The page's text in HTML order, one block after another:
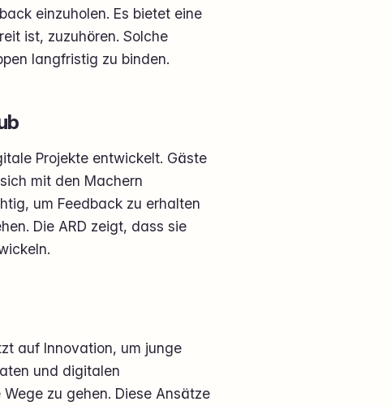
einzuholen. Es bietet eine
ist, zuzuhören. Solche
langfristig zu binden.
Projekte entwickelt. Gäste
mit den Machern
um Feedback zu erhalten
Die ARD zeigt, dass sie
auf Innovation, um junge
und digitalen
zu gehen. Diese Ansätze